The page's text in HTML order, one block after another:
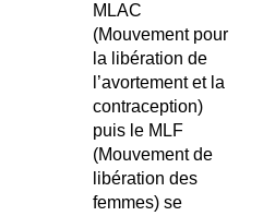
MLAC
(Mouvement pour
la libération de
l’avortement et la
contraception)
puis le MLF
(Mouvement de
libération des
femmes) se